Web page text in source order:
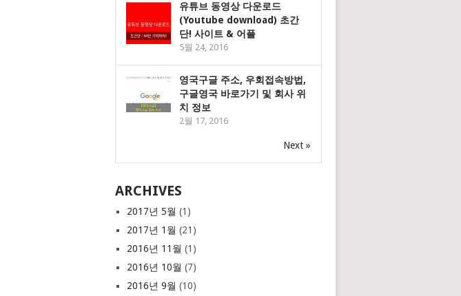
유튜브 동영상 다운로드
(Youtube download) 초간
단! 사이트 & 어플
5월 24, 2016
영국구글 주소, 우회접속방법,
구글영국 바로가기 및 회사 위
치 정보
2월 17, 2016
Next »
ARCHIVES
2017년 5월 (1)
2017년 1월 (21)
2016년 11월 (1)
2016년 10월 (7)
2016년 9월 (10)